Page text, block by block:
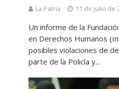
La Patria 11 de julio de
Un informe de la
en Derechos Humanos
posibles violaciones de
parte de la Policía y...